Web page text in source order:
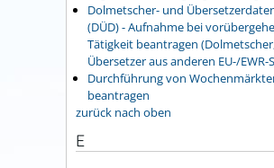
Dolmetscher- und
(DÜD) - Aufnahme bei
Tätigkeit beantragen
Übersetzer aus anderen EU-/EWR-
Durchführung von
beantragen
zurück nach oben
E